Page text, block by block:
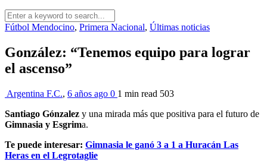
Fútbol Mendocino, Primera Nacional, Últimas noticias
González: “Tenemos equipo para lograr
el ascenso”
Argentina F.C., 6 años ago 0 1 min read 503
Santiago Gónzalez y una mirada más que positiva para el futuro de
Gimnasia y Esgrima.
Te puede interesar: Gimnasia le ganó 3 a 1 a Huracán Las
Heras en el Legrotaglie